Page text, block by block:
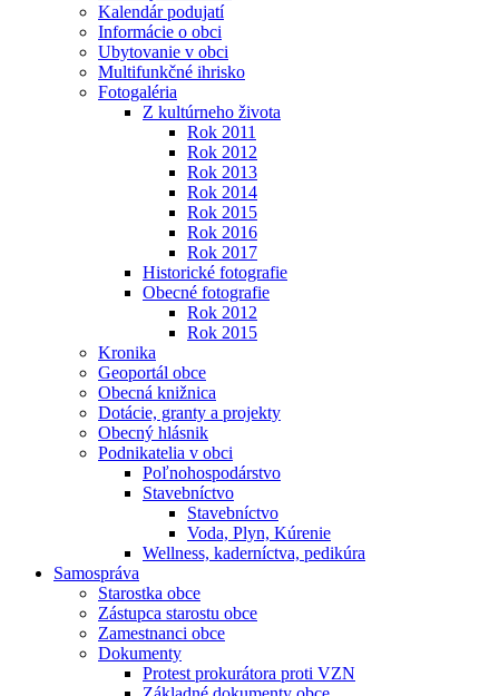
Kalendár podujatí
Informácie o obci
Ubytovanie v obci
Multifunkčné ihrisko
Fotogaléria
Z kultúrneho života
Rok 2011
Rok 2012
Rok 2013
Rok 2014
Rok 2015
Rok 2016
Rok 2017
Historické fotografie
Obecné fotografie
Rok 2012
Rok 2015
Kronika
Geoportál obce
Obecná knižnica
Dotácie, granty a projekty
Obecný hlásnik
Podnikatelia v obci
Poľnohospodárstvo
Stavebníctvo
Stavebníctvo
Voda, Plyn, Kúrenie
Wellness, kaderníctva, pedikúra
Samospráva
Starostka obce
Zástupca starostu obce
Zamestnanci obce
Dokumenty
Protest prokurátora proti VZN